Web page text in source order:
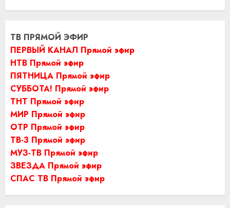
ТВ ПРЯМОЙ ЭФИР
ПЕРВЫЙ КАНАЛ Прямой эфир
НТВ Прямой эфир
ПЯТНИЦА Прямой эфир
СУББОТА! Прямой эфир
ТНТ Прямой эфир
МИР Прямой эфир
ОТР Прямой эфир
ТВ-3 Прямой эфир
МУЗ-ТВ Прямой эфир
ЗВЕЗДА Прямой эфир
СПАС ТВ Прямой эфир